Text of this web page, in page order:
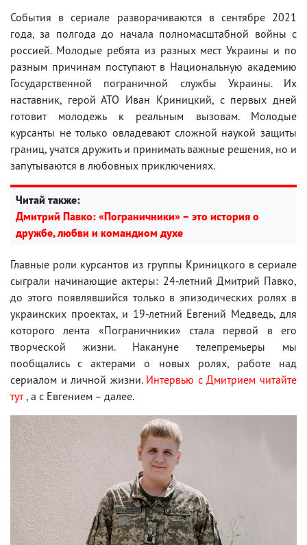
События в сериале разворачиваются в сентябре 2021
года, за полгода до начала полномасштабной войны с
россией. Молодые ребята из разных мест Украины и по
разным причинам поступают в Национальную академию
Государственной пограничной службы Украины. Их
наставник, герой АТО Иван Криницкий, с первых дней
готовит молодежь к реальным вызовам. Молодые
курсанты не только овладевают сложной наукой защиты
границ, учатся дружить и принимать важные решения, но и
запутываются в любовных приключениях.
Читай также:
Дмитрий Павко: «Пограничники» – это история о
дружбе, любви и командном духе
Главные роли курсантов из группы Криницкого в сериале
сыграли начинающие актеры: 24-летний Дмитрий Павко,
до этого появлявшийся только в эпизодических ролях в
украинских проектах, и 19-летний Евгений Медведь, для
которого лента «Пограничники» стала первой в его
творческой жизни. Накануне телепремьеры мы
пообщались с актерами о новых ролях, работе над
сериалом и личной жизни. Интервью с Дмитрием читайте
тут , а с Евгением – далее.